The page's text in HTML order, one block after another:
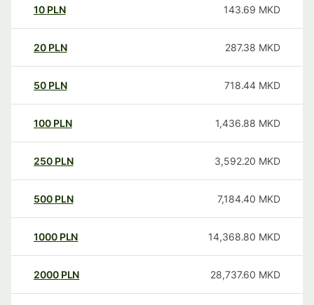
10 PLN 143.69 MKD
20 PLN 287.38 MKD
50 PLN 718.44 MKD
100 PLN 1,436.88 MKD
250 PLN 3,592.20 MKD
500 PLN 7,184.40 MKD
1000 PLN 14,368.80 MKD
2000 PLN 28,737.60 MKD